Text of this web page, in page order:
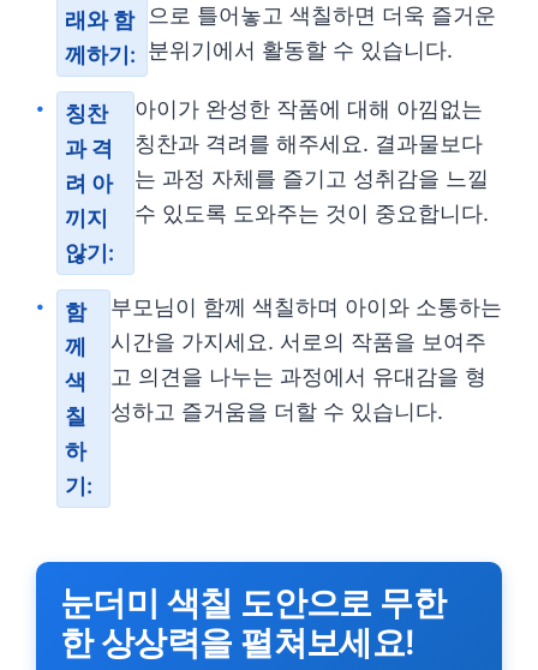
래와 함
께하기:
으로 틀어놓고 색칠하면 더욱 즐거운
분위기에서 활동할 수 있습니다.
칭찬
과 격
려 아
끼지
않기:
아이가 완성한 작품에 대해 아낌없는
칭찬과 격려를 해주세요. 결과물보다
는 과정 자체를 즐기고 성취감을 느낄
수 있도록 도와주는 것이 중요합니다.
함
께
색
칠
하
기:
부모님이 함께 색칠하며 아이와 소통하는
시간을 가지세요. 서로의 작품을 보여주
고 의견을 나누는 과정에서 유대감을 형
성하고 즐거움을 더할 수 있습니다.
눈더미 색칠 도안으로 무한
한 상상력을 펼쳐보세요!